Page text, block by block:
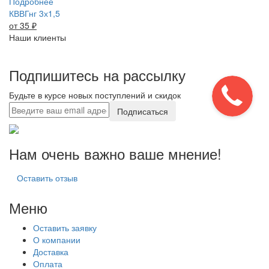
КВВГнг 3х1,5
от 35 ₽
Наши клиенты
Подпишитесь на рассылку
Будьте в курсе новых поступлений и скидок
Подписаться
Нам очень важно ваше мнение!
Оставить отзыв
Меню
Оставить заявку
О компании
Доставка
Оплата